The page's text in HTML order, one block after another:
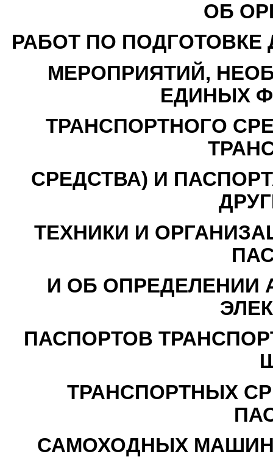
ОБ
РАБОТ ПО
МЕРОПРИЯТИЙ,
ЕДИНЫХ
ТРАНСПОРТНОГО
СРЕДСТВА) И
ТЕХНИКИ И
И ОБ ОПРЕДЕЛЕНИИ
ПАСПОРТОВ
ТРАНСПОРТНЫХ
САМОХОДНЫХ МАШИН